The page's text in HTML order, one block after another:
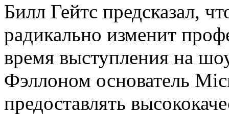
Билл Гейтс предсказал,
радикально изменит
время выступления на
Фэллоном основатель
предоставлять